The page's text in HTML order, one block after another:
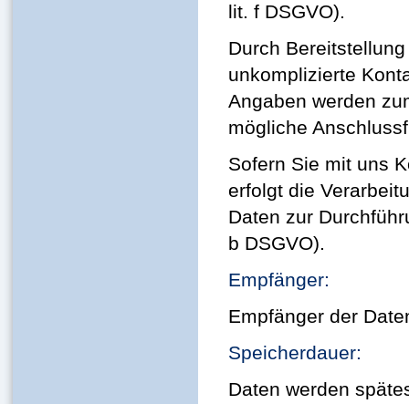
lit. f DSGVO).
Durch
unkomplizierte
Angaben werden
mögliche
Sofern Sie mit uns
erfolgt die
Daten zur
b DSGVO).
Empfänger:
Empfänger der
Speicherdauer:
Daten werden